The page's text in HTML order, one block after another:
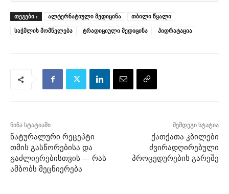
ᲗᲔᲒᲔᲑᲘ : ალტერნატიული მედიცინა თბილი წყალი
საჭმლის მომნელება ტრადიციული მედიცინა ჰიდრატაცია
წინა სტატიაში
ნატურალური რეცეპტი
თმის გასწორებისა და
გაძლიერებისთვის — რას
ამბობს მეცნიერება
შემდეგი სტატია
ქათქათა კბილები
ძვირადღირებული
პროცედურების გარეშე